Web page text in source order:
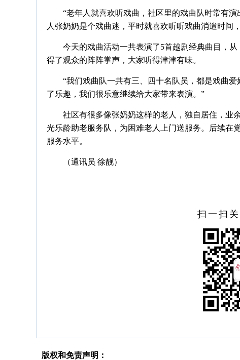
“老年人就喜欢听戏曲，社区里的戏曲队时常有
人张奶奶是个戏曲迷，平时就喜欢听听戏曲消遣时间
今天的戏曲活动一共表演了5首越剧经典曲目，
得了观众的阵阵掌声，大家听得津津有味。
“我们戏曲队一共有三、四十名队员，都是戏曲
了乐趣，我们很乐意继续给大家带来表演。”
社区有很多像张奶奶这样的老人，独自居住，业
光乐龄助老服务队，为困难老人上门送服务。后续在
服务水平。
（通讯员 徐靓）
扫一扫
版权和免责声明：